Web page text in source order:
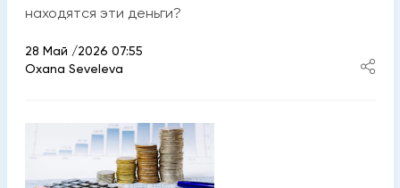
находятся эти деньги?
28 Май /2026 07:55
Oxana Seveleva